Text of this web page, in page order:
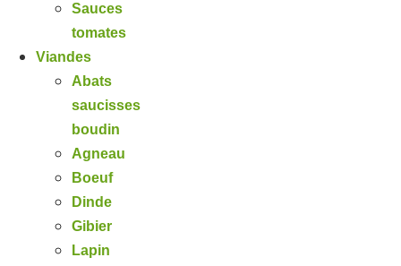
Sauces
tomates
Viandes
Abats
saucisses
boudin
Agneau
Boeuf
Dinde
Gibier
Lapin